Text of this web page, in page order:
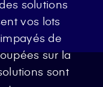
solutions
vos lots
de
sur la
sont